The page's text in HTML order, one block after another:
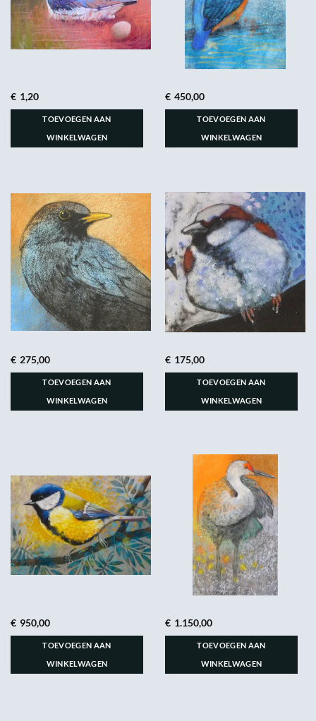
€ 1,20
TOEVOEGEN AAN
WINKELWAGEN
€ 450,00
TOEVOEGEN AAN
WINKELWAGEN
€ 275,00
TOEVOEGEN AAN
WINKELWAGEN
€ 175,00
TOEVOEGEN AAN
WINKELWAGEN
€ 950,00
TOEVOEGEN AAN
WINKELWAGEN
€ 1.150,00
TOEVOEGEN AAN
WINKELWAGEN